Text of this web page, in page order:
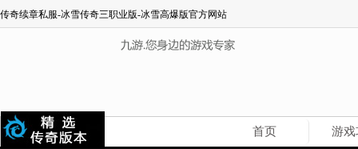
传奇续章私服-冰雪传奇三职业版-冰雪高爆版官方网站
首页 游戏